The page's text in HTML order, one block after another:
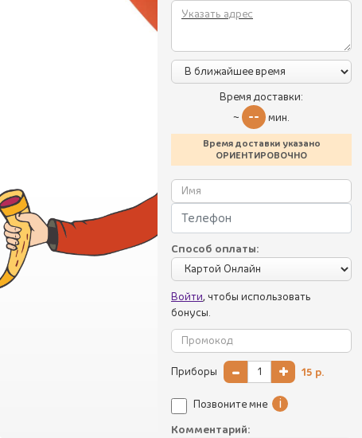
Время доставки:
~
-- мин.
Время доставки указано
ОРИЕНТИРОВОЧНО
Способ оплаты:
Войти, чтобы использовать
бонусы.
Приборы - + 15 р.
Позвоните мне i
Комментарий: